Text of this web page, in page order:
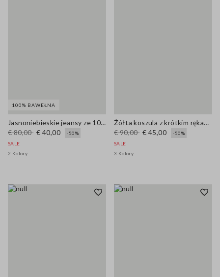
100% BAWEŁNA
Jasnoniebieskie jeansy ze 100% bawełny, relaxed fit
€ 80,00 € 40,00
-50%
SALE
2 Kolory
Żółta koszula z krótkim rękawem z mieszanki lyocellu, regularny krój
€ 90,00 € 45,00
-50%
SALE
3 Kolory